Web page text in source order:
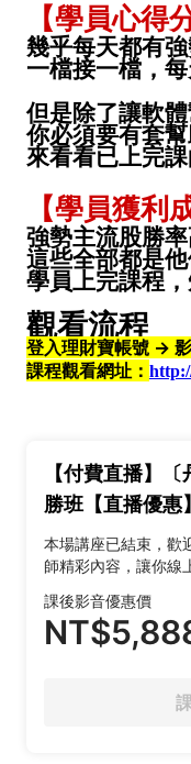
【學員心得
幾乎每天都有
一檔接一檔，
但是除了讓軟
你必須要有套
來看看已上完
【學員獲利
強勢主流股勝
這些全部都是
學員上完課程，
觀看流程
登入理財寶帳號 →
課程觀看網址：
【付費直播】
勝班【直播優惠】
本場講座已結束，歡
師精彩內容，讓你線
課後影音優惠價